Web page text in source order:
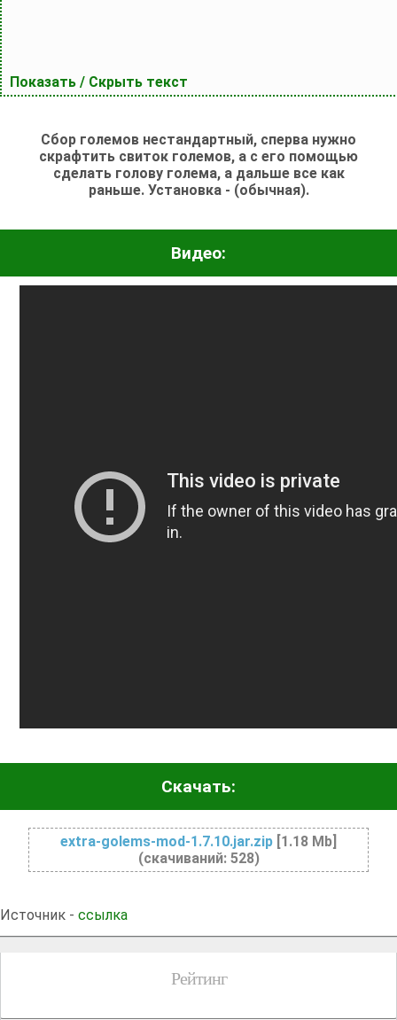
Показать / Скрыть текст
Сбор големов нестандартный, сперва нужно
скрафтить свиток големов, а с его помощью
сделать голову голема, а дальше все как
раньше. Установка - (обычная).
Видео:
Скачать:
extra-golems-mod-1.7.10.jar.zip [1.18 Mb]
(cкачиваний: 528)
Источник - ссылка
Рейтинг